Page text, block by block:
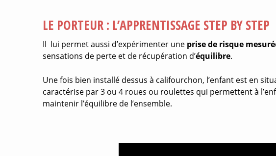
LE PORTEUR : L’APPRENTISSAGE STEP BY STEP
Il lui permet aussi d’expérimenter une prise de risque
sensations de perte et de récupération d’équilibre.
Une fois bien installé dessus à califourchon, l’enfant est en
caractérise par 3 ou 4 roues ou roulettes qui permettent à
maintenir l’équilibre de l’ensemble.